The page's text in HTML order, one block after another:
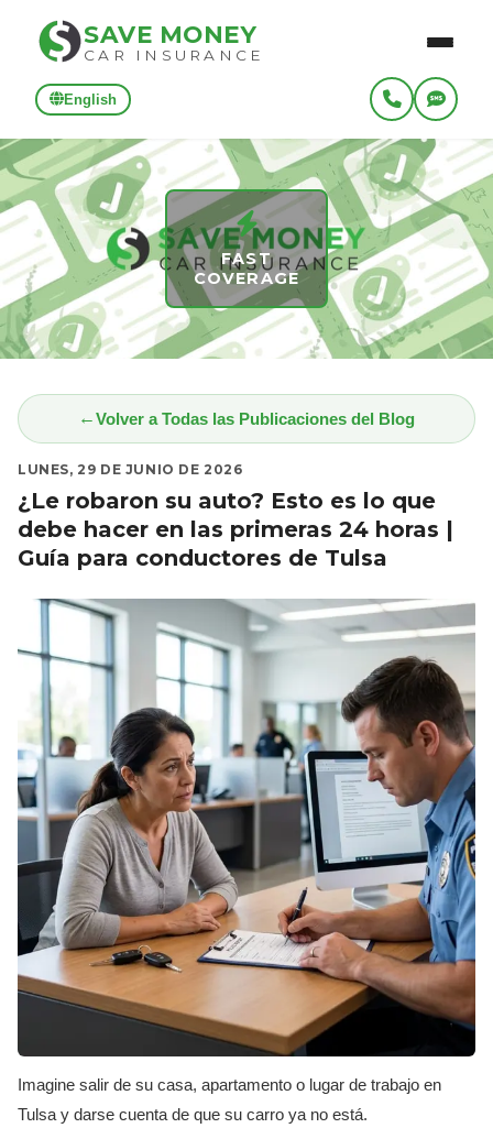
SAVE MONEY
CAR INSURANCE
English
FAST
COVERAGE
Volver a Todas las Publicaciones del Blog
LUNES, 29 DE JUNIO DE 2026
¿Le robaron su auto? Esto es lo que
debe hacer en las primeras 24 horas |
Guía para conductores de Tulsa
Imagine salir de su casa, apartamento o lugar de trabajo en
Tulsa y darse cuenta de que su carro ya no está.